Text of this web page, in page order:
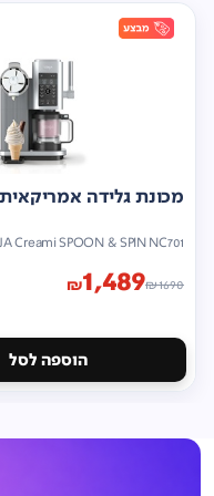
מכונת גלידה
Creami SPOON & SPIN NC701
₪1690
₪1,489
הוספה לסל